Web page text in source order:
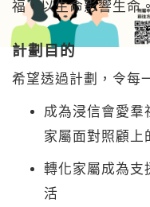
福，以生命影響生命
計劃目的
希望透過計劃，令每
成為浸信會愛羣
家屬面對照顧上
轉化家屬成為支
活